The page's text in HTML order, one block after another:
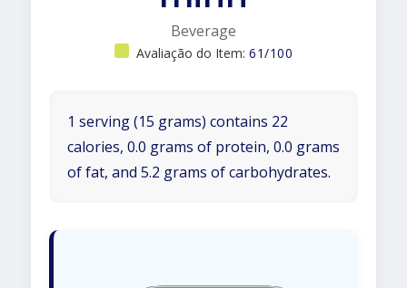
Beverage
Avaliação do Item: 61/100
1 serving (15 grams) contains 22
calories, 0.0 grams of protein, 0.0 grams
of fat, and 5.2 grams of carbohydrates.